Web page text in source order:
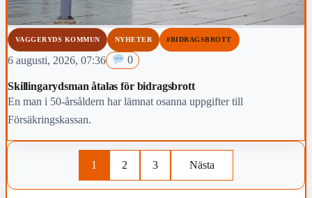
VAGGERYDS KOMMUN NYHETER #BIDRAGSBROTT
6 augusti, 2026, 07:36 0
Skillingarydsman åtalas för bidragsbrott
En man i 50-årsåldern har lämnat osanna uppgifter till
Försäkringskassan.
1 2 3 Nästa